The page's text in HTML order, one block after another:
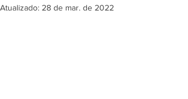
Atualizado: 28 de mar. de 2022